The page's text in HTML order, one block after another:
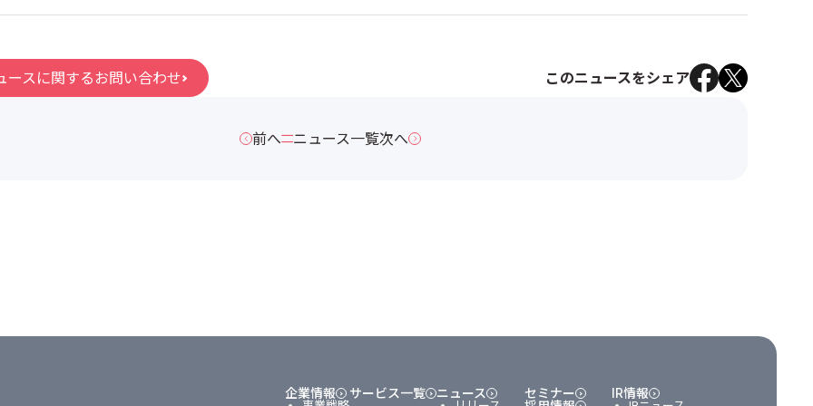
ースに関するお問い合わせ このニュースをシェア
前へ ニュース一覧次へ
企業情報 サービス一覧 ニュース
セミナー
IR情報